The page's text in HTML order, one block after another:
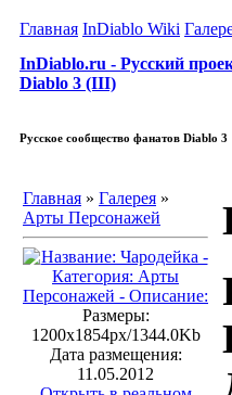
Главная InDiablo Wiki
InDiablo.ru - Русский
Diablo 3 (III)
Русское сообщество фанатов Diablo 3
Главная » Галерея »
Арты Персонажей
Размеры:
1200x1854px/1344.0Kb
Дата размещения:
11.05.2012